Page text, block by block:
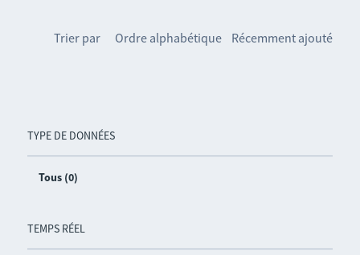
TYPE DE DONNÉES
Tous (0)
TEMPS RÉEL
Trier par Ordre alphabétique Récemment ajouté